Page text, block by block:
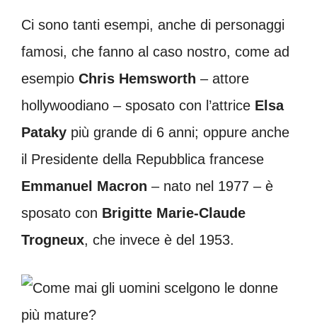
Ci sono tanti esempi, anche di personaggi
famosi, che fanno al caso nostro, come ad
esempio Chris Hemsworth – attore
hollywoodiano – sposato con l’attrice Elsa
Pataky più grande di 6 anni; oppure anche
il Presidente della Repubblica francese
Emmanuel Macron – nato nel 1977 – è
sposato con Brigitte Marie-Claude
Trogneux, che invece è del 1953.